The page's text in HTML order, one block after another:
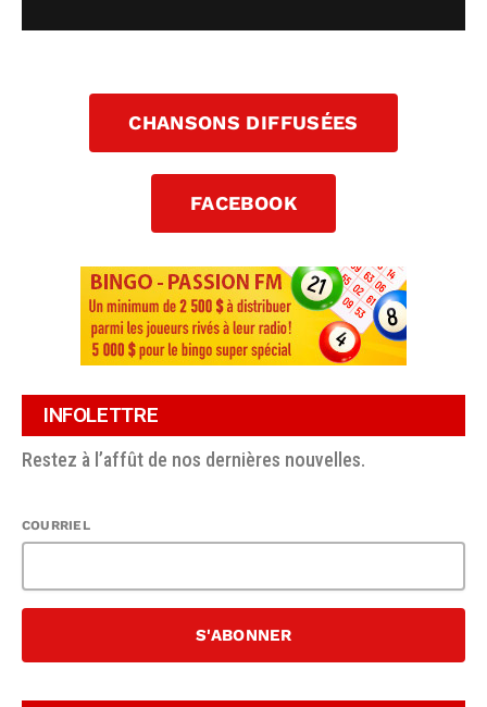
CHANSONS DIFFUSÉES
FACEBOOK
INFOLETTRE
Restez à l’affût de nos dernières nouvelles.
COURRIEL